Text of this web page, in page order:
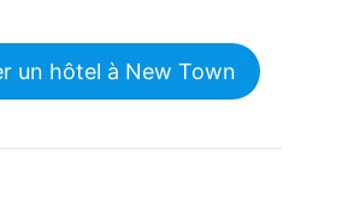
un hôtel à New Town